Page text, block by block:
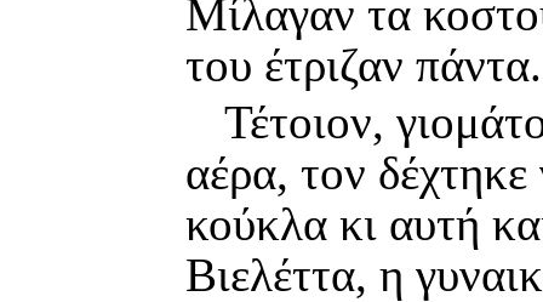
Μίλαγαν τα
του έτριζαν πάντα.
Τέτοιον,
αέρα, τον
κούκλα κι αυτή
Βιελέττα, η